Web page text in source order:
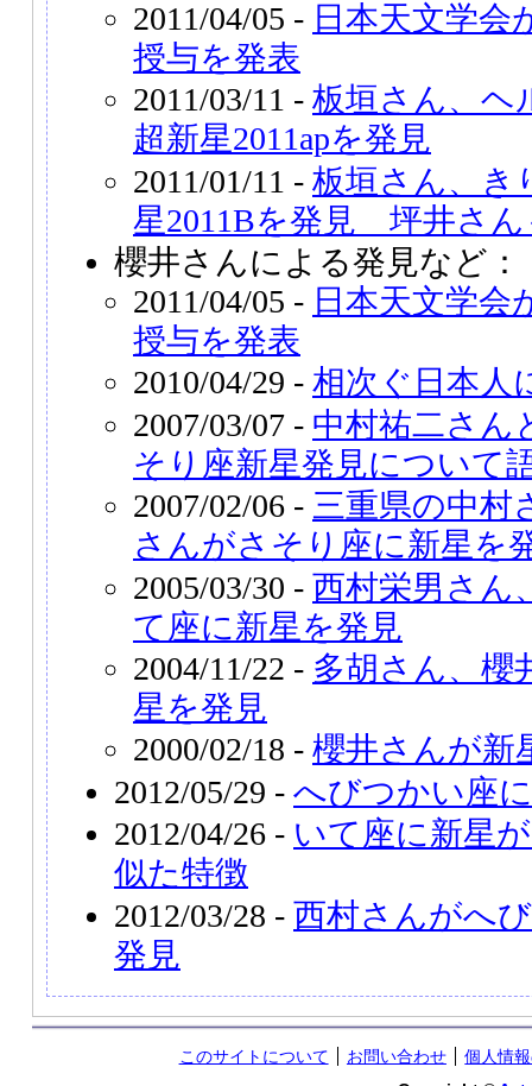
2011/04/05 - 日本天文学会
授与を発表
2011/03/11 - 板垣さん、ヘ
超新星2011apを発見
2011/01/11 - 板垣さん、き
星2011Bを発見 坪井さん
櫻井さんによる発見など：
2011/04/05 - 日本天文学会
授与を発表
2010/04/29 - 相次ぐ日本人
2007/03/07 - 中村祐二さん
そり座新星発見について
2007/02/06 - 三重県の中村
さんがさそり座に新星を
2005/03/30 - 西村栄男さん
て座に新星を発見
2004/11/22 - 多胡さん、櫻
星を発見
2000/02/18 - 櫻井さんが新
2012/05/29 - へびつかい座
2012/04/26 - いて座に新星
似た特徴
2012/03/28 - 西村さんがへ
発見
このサイトについて お問い合わせ
個人情